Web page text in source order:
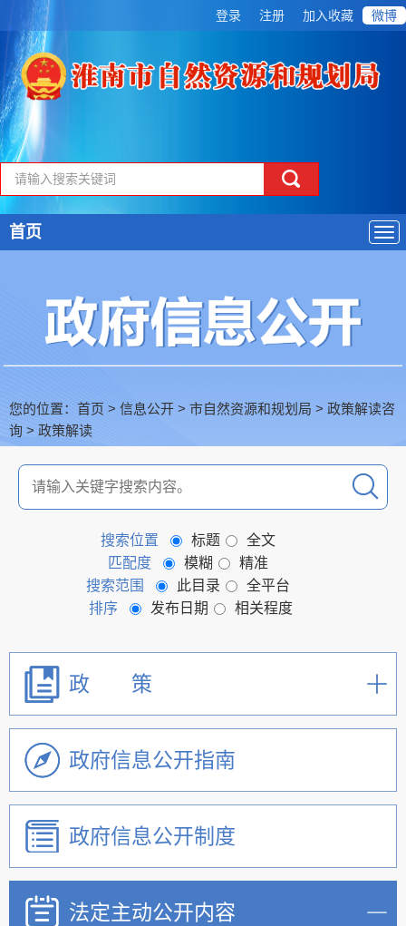
登录 注册 加入收藏 微博
导
航
首页
您的位置： 首页 > 信息公开 > 市自然资源和规划局 > 政策解读咨
询 > 政策解读
搜索位置 标题
全文
匹配度
模糊
精准
搜索范围
此目录
全平台
排序
发布日期 相关程度
政 策
政府信息公开指南
政府信息公开制度
法定主动公开内容